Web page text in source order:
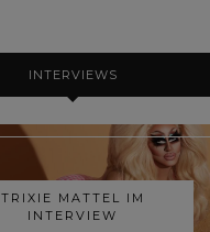
INTERVIEWS
TRIXIE MATTEL IM
INTERVIEW